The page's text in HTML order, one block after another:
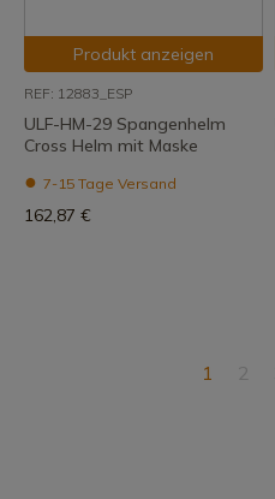
Produkt anzeigen
REF: 12883_ESP
ULF-HM-29 Spangenhelm
Cross Helm mit Maske
7-15 Tage Versand
162,87 €
1 2